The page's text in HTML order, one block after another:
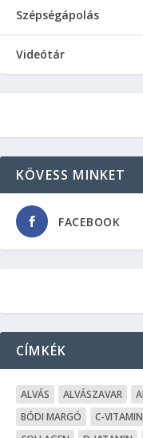
Szépségápolás
Videótár
KÖVESS MINKET
FACEBOOK
CÍMKÉK
ALVÁS ALVÁSZAVAR
BÓDI MARGÓ
C-VITAMIN